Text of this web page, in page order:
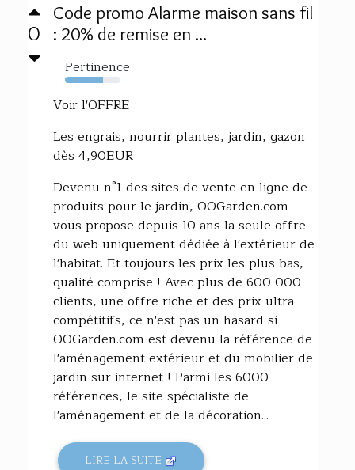
0
Code promo Alarme maison sans fil
: 20% de remise en ...
Pertinence
68%
Voir l'OFFRE
Les engrais, nourrir plantes, jardin, gazon
dès 4,90EUR
Devenu n°1 des sites de vente en ligne de
produits pour le jardin, OOGarden.com
vous propose depuis 10 ans la seule offre
du web uniquement dédiée à l'extérieur de
l'habitat. Et toujours les prix les plus bas,
qualité comprise ! Avec plus de 600 000
clients, une offre riche et des prix ultra-
compétitifs, ce n'est pas un hasard si
OOGarden.com est devenu la référence de
l'aménagement extérieur et du mobilier de
jardin sur internet ! Parmi les 6000
références, le site spécialiste de
l'aménagement et de la décoration...
LIRE LA SUITE